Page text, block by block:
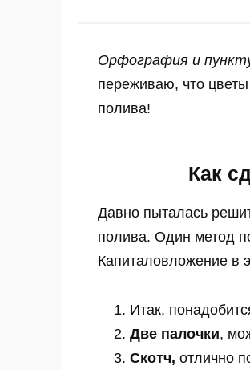
Орфография и
переживаю, что
полива!
Как
Давно пыталась
полива. Один метод
Капиталовложение в
Итак,
Две палочки,
Скотч, отлично